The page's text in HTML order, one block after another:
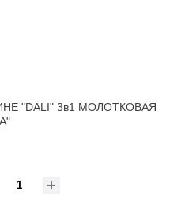
"DALI" 3в1 МОЛОТКОВАЯ